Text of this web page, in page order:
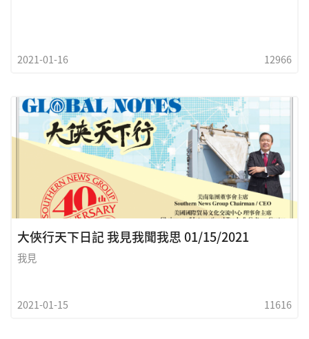
2021-01-16 12966
大俠行天下日記 我見我聞我思 01/15/2021
我見
2021-01-15 11616